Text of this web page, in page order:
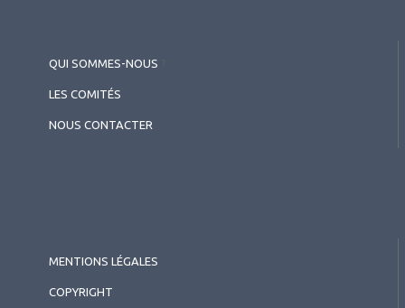
QUI SOMMES-NOUS
LES COMITÉS
NOUS CONTACTER
MENTIONS LÉGALES
COPYRIGHT